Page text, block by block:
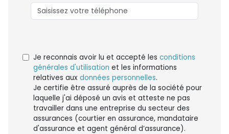
Je reconnais avoir lu et accepté les conditions
générales d'utilisation et les informations
relatives aux données personnelles.
Je certifie être assuré auprès de la société pour
laquelle j'ai déposé un avis et atteste ne pas
travailler dans une entreprise du secteur des
assurances (courtier en assurance, mandataire
d'assurance et agent général d’assurance).